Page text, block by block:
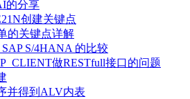
的分享
创建关键点
的关键点详解
SAP S/4HANA 的比较
做RESTfull接口的问题
并得到ALV内表